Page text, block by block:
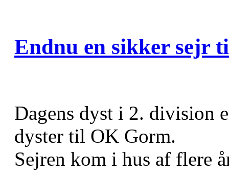
Endnu en sikker sejr
Dagens dyst i 2. division
dyster til OK Gorm.
Sejren kom i hus af flere